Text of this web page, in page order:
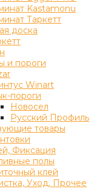
Kastamonu
Таркетт
доска
и пороги
Winart
пороги
Новосел
Русский Профиль
товары
Фиксация
полы
клей
Уход, Прочее